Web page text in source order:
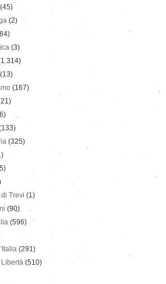
(45)
(2)
(3)
(13)
(167)
(325)
Trevi (1)
(90)
(596)
(291)
Libertà (510)